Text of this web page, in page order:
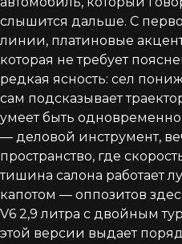
слышится дальше. С
линии, платиновые
которая не требует
редкая ясность: сел
сам подсказывает
умеет быть
— деловой инструмент,
пространство, где
тишина салона работает
капотом — оппозитов
V6 2,9 литра с двойным
этой версии выдает